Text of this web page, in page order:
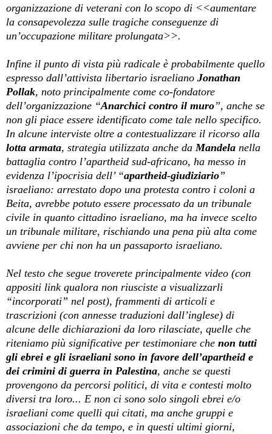
organizzazione di veterani con lo scopo di <<aumentare
la consapevolezza sulle tragiche conseguenze di
un’occupazione militare prolungata>>.
Infine il punto di vista più radicale è probabilmente quello
espresso dall’attivista libertario israeliano Jonathan
Pollak, noto principalmente come co-fondatore
dell’organizzazione “Anarchici contro il muro”, anche se
non gli piace essere identificato come tale nello specifico.
In alcune interviste oltre a contestualizzare il ricorso alla
lotta armata, strategia utilizzata anche daMandela nella
battaglia contro l’apartheid sud-africano, ha messo in
evidenza l’ipocrisia dell’ “apartheid-giudiziario”
israeliano: arrestato dopo una protesta contro i coloni a
Beita, avrebbe potuto essere processato da un tribunale
civile in quanto cittadino israeliano, ma ha invece scelto
un tribunale militare, rischiando una pena più alta come
avviene per chi non ha un passaporto israeliano.
Nel testo che segue troverete principalmente video (con
appositi link qualora non riusciste a visualizzarli
“incorporati” nel post), frammenti di articoli e
trascrizioni (con annesse traduzioni dall’inglese) di
alcune delle dichiarazioni da loro rilasciate, quelle che
riteniamo più significative per testimoniare che non tutti
gli ebrei e gli israeliani sono in favore dell’apartheid e
dei crimini di guerra in Palestina, anche se questi
provengono da percorsi politici, di vita e contesti molto
diversi tra loro... E non ci sono solo singoli ebrei e/o
israeliani come quelli qui citati, ma anche gruppi e
associazioni che da tempo, e in questi ultimi giorni,